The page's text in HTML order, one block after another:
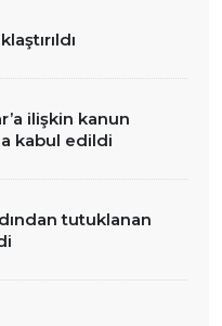
ilişkin kanun
kabul edildi
tutuklanan